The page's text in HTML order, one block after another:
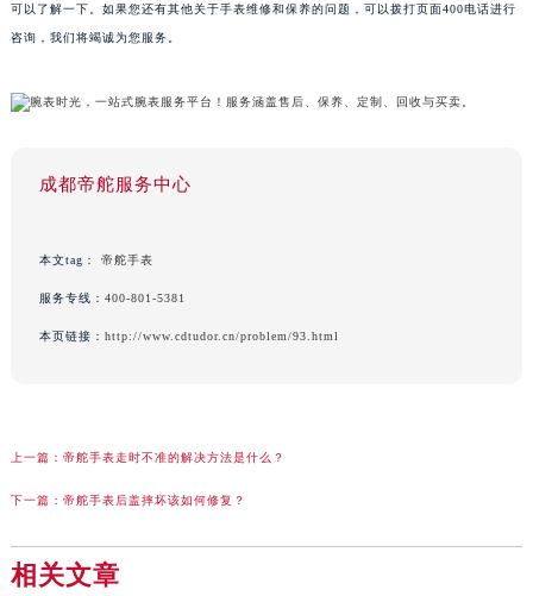
可以了解一下。如果您还有其他关于手表维修和保养的问题，可以拨打页面400电话进行
咨询，我们将竭诚为您服务。
成都帝舵服务中心
本文tag： 帝舵手表
服务专线： 400-801-5381
本页链接： http://www.cdtudor.cn/problem/93.html
上一篇： 帝舵手表走时不准的解决方法是什么？
下一篇： 帝舵手表后盖摔坏该如何修复？
相关文章